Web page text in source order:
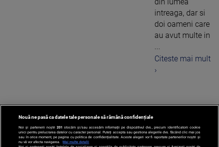
intreaga, dar si
doi oameni care
au avut multe in
...
Citeste mai mult
›
‹ 1 3
Nouă ne pasă ca datele tale personale să rămână confidențiale
Noi și partenerii noștri 201 stocăm și/sau accesăm informații pe dispozitivul dvs., precum identificatorii cookie
unici pentru prelucrarea datelor cu caracter personal. Puteți accepta sau gestiona alegerile dvs. făcând clic mai jos
sau în orice moment, pe pagina cu politica de confidențialitate. Aceste alegeri vor fi raportate partenerilor noștri și
nu vă vor afecta navigarea.
Mai multe detalii